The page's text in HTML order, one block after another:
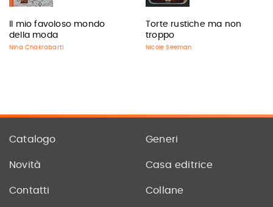
Il mio favoloso mondo
della moda
Nina Chakrabarti
Torte rustiche ma non
troppo
Nicole Seeman
Catalogo Generi
Novità Casa editrice
Contatti Collane